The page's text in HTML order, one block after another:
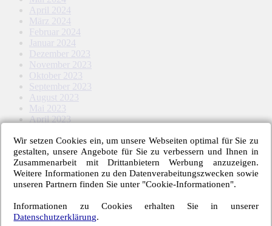
April 2024
März 2024
Februar 2024
Januar 2024
Dezember 2023
November 2023
Oktober 2023
September 2023
August 2023
Mai 2023
April 2023
Februar 2023
Januar 2023
November 2022
Oktober 2022
September 2022
Mai 2022
April 2022
Wir setzen Cookies ein, um unsere Webseiten optimal für Sie zu
gestalten, unsere Angebote für Sie zu verbessern und Ihnen in
Zusammenarbeit mit Drittanbietern Werbung anzuzeigen.
Weitere Informationen zu den Datenverabeitungszwecken sowie
unseren Partnern finden Sie unter "Cookie-Informationen".
Informationen zu Cookies erhalten Sie in unserer
Datenschutzerklärung.